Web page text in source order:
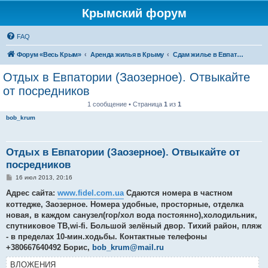
Крымский форум
FAQ
Форум «Весь Крым» Аренда жилья в Крыму Сдам жилье в Евпатории, Саках
Отдых в Евпатории (Заозерное). Отвыкайте
от посредников
1 сообщение • Страница 1 из 1
bob_krum
Отдых в Евпатории (Заозерное). Отвыкайте от
посредников
С
о
б
щ
е
н
и
е
16 июл 2013, 20:16
Адрес сайта: www.fidel.com.uaСдаются номера в частном
коттедже, Заозерное. Номера удобные, просторные, отделка
новая, в каждом санузел(гор/хол вода постоянно),холодильник,
спутниковое ТВ,wi-fi. Большой зелёный двор. Тихий район, пляж
- в пределах 10-мин.ходьбы. Контактные телефоны
+380667640492 Борис, bob_krum@mail.ru
ВЛОЖЕНИЯ